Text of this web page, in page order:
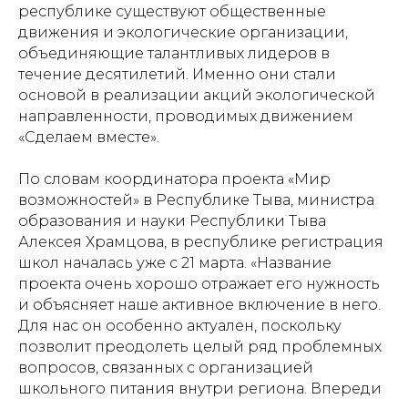
республике существуют общественные
движения и экологические организации,
объединяющие талантливых лидеров в
течение десятилетий. Именно они стали
основой в реализации акций экологической
направленности, проводимых движением
«Сделаем вместе».
По словам координатора проекта «Мир
возможностей» в Республике Тыва, министра
образования и науки Республики Тыва
Алексея Храмцова, в республике регистрация
школ началась уже с 21 марта. «Название
проекта очень хорошо отражает его нужность
и объясняет наше активное включение в него.
Для нас он особенно актуален, поскольку
позволит преодолеть целый ряд проблемных
вопросов, связанных с организацией
школьного питания внутри региона. Впереди